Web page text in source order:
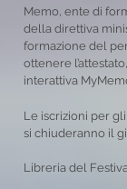
Memo, ente di
della direttiva
formazione del
ottenere
interattiva
Le iscrizioni per
si chiuderanno il
Libreria del